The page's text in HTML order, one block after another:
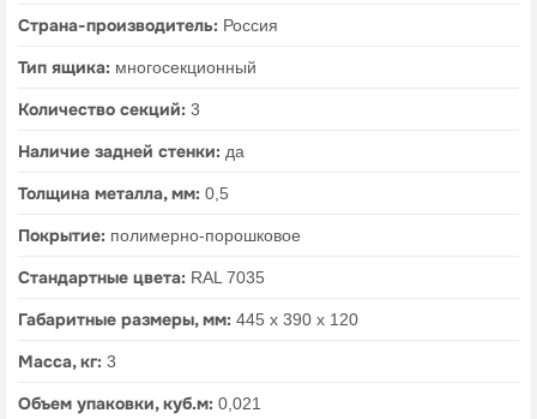
Страна-производитель: Россия
Тип ящика: многосекционный
Количество секций: 3
Наличие задней стенки: да
Толщина металла, мм: 0,5
Покрытие: полимерно-порошковое
Стандартные цвета: RAL 7035
Габаритные размеры, мм: 445 х 390 х 120
Масса, кг: 3
Объем упаковки, куб.м: 0,021